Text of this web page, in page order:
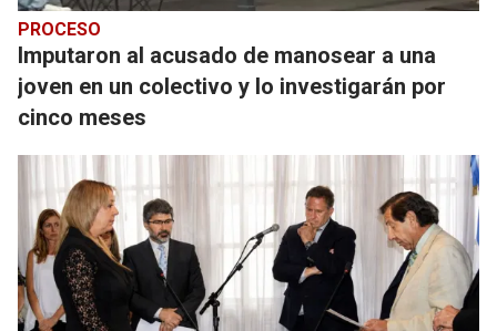
PROCESO
Imputaron al acusado de manosear a una
joven en un colectivo y lo investigarán por
cinco meses